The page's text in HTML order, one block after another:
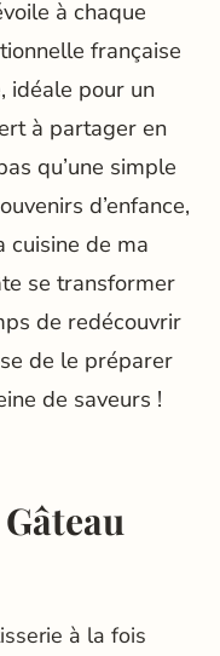
à chaque
française
idéale pour un
à partager en
qu’une simple
d’enfance,
cuisine de ma
se transformer
de redécouvrir
de le préparer
de saveurs !
à la fois